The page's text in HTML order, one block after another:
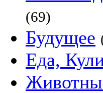
(69)
Будущее
Еда,